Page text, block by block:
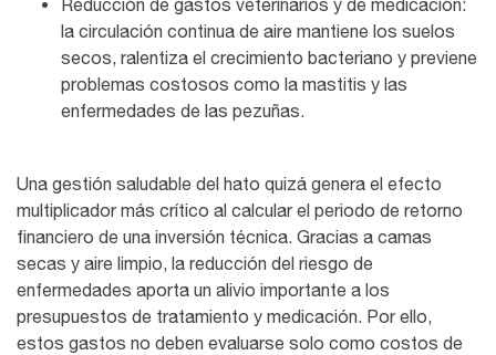
Reducción de gastos veterinarios y de medicación:
la circulación continua de aire mantiene los suelos
secos, ralentiza el crecimiento bacteriano y previene
problemas costosos como la mastitis y las
enfermedades de las pezuñas.
Una gestión saludable del hato quizá genera el efecto
multiplicador más crítico al calcular el periodo de retorno
financiero de una inversión técnica. Gracias a camas
secas y aire limpio, la reducción del riesgo de
enfermedades aporta un alivio importante a los
presupuestos de tratamiento y medicación. Por ello,
estos gastos no deben evaluarse solo como costos de